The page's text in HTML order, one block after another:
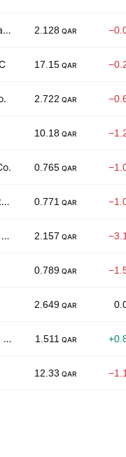
QLM Life & Medical Insurance Company QPSC 2.128 QAR
17.15 QAR
2.722 QAR
10.18 QAR
0.765 QAR
Salam International Investment Ltd. 0.771 QAR
Qatar Electronic Systems Co. (Techno Q) QPSC 2.157 QAR
0.789 QAR
2.649 QAR
Widam Food Company Q. S. C 1.511 QAR
12.33 QAR